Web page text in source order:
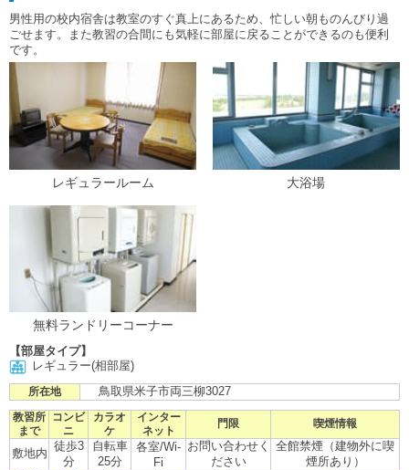
男性用の校内宿舎は教室のすぐ真上にあるため、忙しい朝ものんびり過
ごせます。また教習の合間にも気軽に部屋に戻ることができるのも便利
です。
レギュラールーム 大浴場
無料ランドリーコーナー
【部屋タイプ】
レギュラー(相部屋)
所在地 鳥取県米子市両三柳3027
教習所
まで
コンビ
ニ
カラオ
ケ
インター
ネット
門限 喫煙情報
敷地内
徒歩3
分
自転車
25分
各室/Wi-
Fi
お問い合わせく
ださい
全館禁煙（建物外に喫
煙所あり）